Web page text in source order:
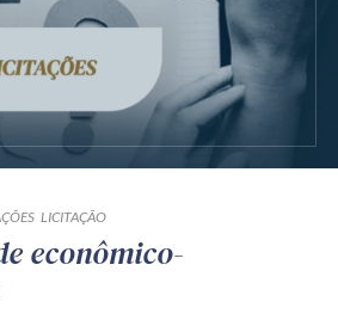
LICITAÇÃO
econômico-